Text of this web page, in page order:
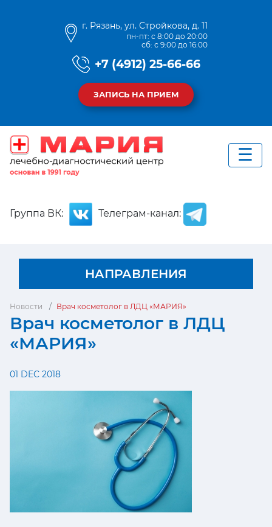
г. Рязань, ул. Стройкова, д. 11
пн-пт: с 8:00 до 20:00
сб: с 9:00 до 16:00
+7 (4912) 25-66-66
ЗАПИСЬ НА ПРИЕМ
Группа ВК: Телеграм-канал:
НАПРАВЛЕНИЯ
Новости Врач косметолог в ЛДЦ «МАРИЯ»
Врач косметолог в ЛДЦ
«МАРИЯ»
01 DEC 2018